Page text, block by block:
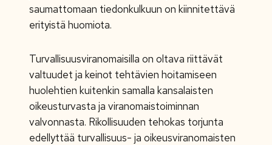
saumattomaan tiedonkulkuun on kiinnitettävä
erityistä huomiota.
Turvallisuusviranomaisilla on oltava riittävät
valtuudet ja keinot tehtävien hoitamiseen
huolehtien kuitenkin samalla kansalaisten
oikeusturvasta ja viranomaistoiminnan
valvonnasta. Rikollisuuden tehokas torjunta
edellyttää turvallisuus- ja oikeusviranomaisten